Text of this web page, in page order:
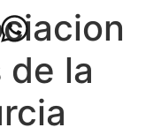
la